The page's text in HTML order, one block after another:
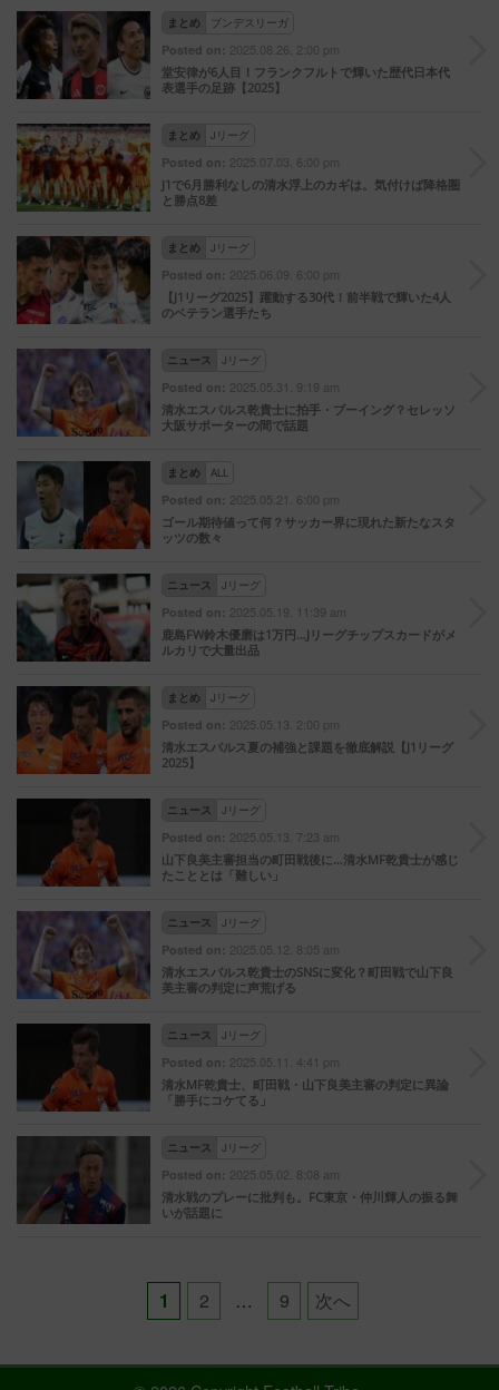
まとめ ブンデスリーガ
Posted on: 2025.08.26. 2:00 pm
堂安律が6人目！フランクフルトで輝いた歴代日本代
表選手の足跡【2025】
まとめ Jリーグ
Posted on: 2025.07.03. 6:00 pm
J1で6月勝利なしの清水浮上のカギは。気付けば降格圏
と勝点8差
まとめ Jリーグ
Posted on: 2025.06.09. 6:00 pm
【J1リーグ2025】躍動する30代！前半戦で輝いた4人
のベテラン選手たち
ニュース Jリーグ
Posted on: 2025.05.31. 9:19 am
清水エスパルス乾貴士に拍手・ブーイング？セレッソ
大阪サポーターの間で話題
まとめ ALL
Posted on: 2025.05.21. 6:00 pm
ゴール期待値って何？サッカー界に現れた新たなスタ
ッツの数々
ニュース Jリーグ
Posted on: 2025.05.19. 11:39 am
鹿島FW鈴木優磨は1万円…Jリーグチップスカードがメ
ルカリで大量出品
まとめ Jリーグ
Posted on: 2025.05.13. 2:00 pm
清水エスパルス夏の補強と課題を徹底解説【J1リーグ
2025】
ニュース Jリーグ
Posted on: 2025.05.13. 7:23 am
山下良美主審担当の町田戦後に…清水MF乾貴士が感じ
たこととは「難しい」
ニュース Jリーグ
Posted on: 2025.05.12. 8:05 am
清水エスパルス乾貴士のSNSに変化？町田戦で山下良
美主審の判定に声荒げる
ニュース Jリーグ
Posted on: 2025.05.11. 4:41 pm
清水MF乾貴士、町田戦・山下良美主審の判定に異論
「勝手にコケてる」
ニュース Jリーグ
Posted on: 2025.05.02. 8:08 am
清水戦のプレーに批判も。FC東京・仲川輝人の振る舞
いが話題に
Posts
pagination
1 2 … 9 次へ